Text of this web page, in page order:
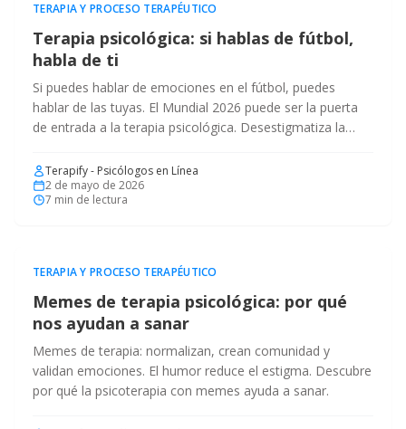
TERAPIA Y PROCESO TERAPÉUTICO
Terapia psicológica: si hablas de fútbol,
habla de ti
Si puedes hablar de emociones en el fútbol, puedes
hablar de las tuyas. El Mundial 2026 puede ser la puerta
de entrada a la terapia psicológica. Desestigmatiza la
Terapify - Psicólogos en Línea
2 de mayo de 2026
7 min de lectura
TERAPIA Y PROCESO TERAPÉUTICO
Memes de terapia psicológica: por qué
nos ayudan a sanar
Memes de terapia: normalizan, crean comunidad y
validan emociones. El humor reduce el estigma. Descubre
por qué la psicoterapia con memes ayuda a sanar.